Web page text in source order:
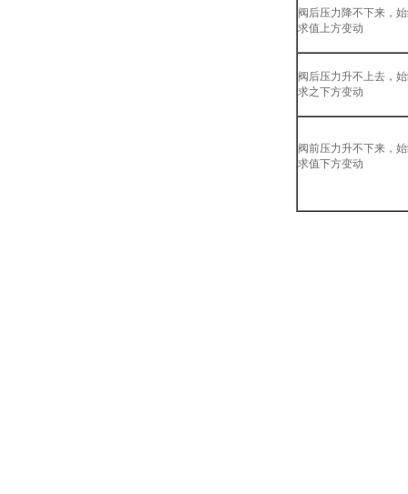
阀后压力降不下来，
求值上方变动
阀后压力升不上去，
求之下方变动
阀前压力升不下来，
求值下方变动